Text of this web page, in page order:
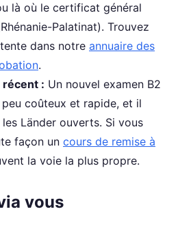
là où le certificat général
Palatinat). Trouvez
dans notre annuaire des
.
récent : Un nouvel examen B2
coûteux et rapide, et il
Länder ouverts. Si vous
façon un cours de remise à
la voie la plus propre.
vous